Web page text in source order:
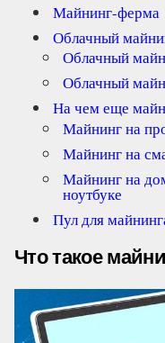
Майнинг-ферма
Облачный
Облачный
Облачный
На чем еще
Майнинг на
Майнинг на
Майнинг на
ноутбуке
Пул для
Что такое